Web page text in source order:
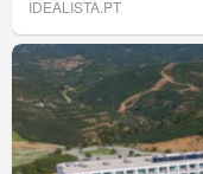
IDEALISTA.PT